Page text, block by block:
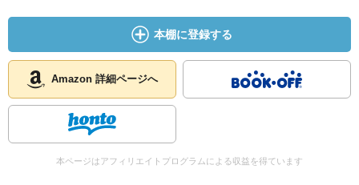
本棚に登録する
Amazon 詳細ページへ
本ページはアフィリエイトプログラムによる収益を得ています